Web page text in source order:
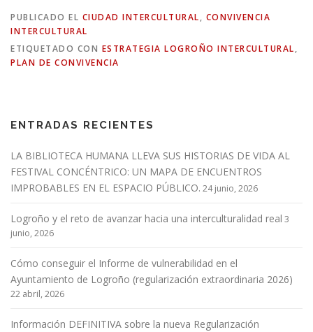
PUBLICADO EL CIUDAD INTERCULTURAL, CONVIVENCIA
INTERCULTURAL
ETIQUETADO CON ESTRATEGIA LOGROÑO INTERCULTURAL,
PLAN DE CONVIVENCIA
ENTRADAS RECIENTES
LA BIBLIOTECA HUMANA LLEVA SUS HISTORIAS DE VIDA AL
FESTIVAL CONCÉNTRICO: UN MAPA DE ENCUENTROS
IMPROBABLES EN EL ESPACIO PÚBLICO. 24 junio, 2026
Logroño y el reto de avanzar hacia una interculturalidad real 3
junio, 2026
Cómo conseguir el Informe de vulnerabilidad en el
Ayuntamiento de Logroño (regularización extraordinaria 2026)
22 abril, 2026
Información DEFINITIVA sobre la nueva Regularización